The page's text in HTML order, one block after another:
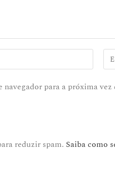
navegador para a próxima
reduzir spam. Saiba como